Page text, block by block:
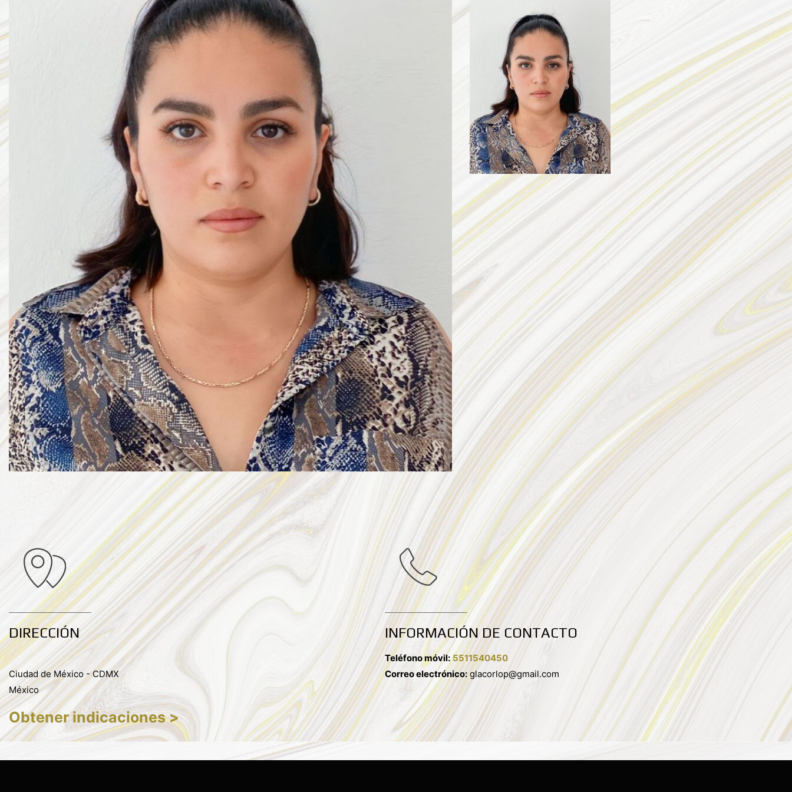
DIRECCIÓN
Ciudad de México - CDMX
México
Obtener indicaciones >
INFORMACIÓN DE CONTACTO
Teléfono móvil: 5511540450
Correo electrónico:glacorlop@gmail.com